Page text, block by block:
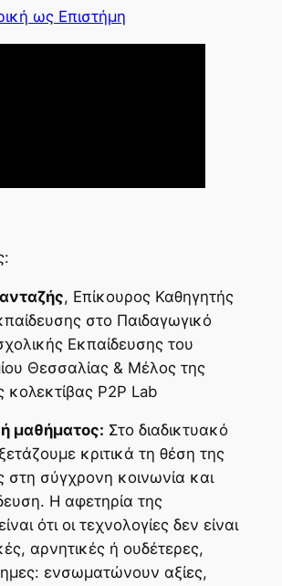
ως Επιστήμη
, Επίκουρος Καθηγητής
στο Παιδαγωγικό
Εκπαίδευσης του
Θεσσαλίας & Μέλος της
κολεκτίβας P2P Lab
μαθήματος: Στο διαδικτυακό
κριτικά τη θέση της
στη σύγχρονη κοινωνία και
Η αφετηρία της
ότι οι τεχνολογίες δεν είναι
αρνητικές ή ουδέτερες,
ενσωματώνουν αξίες,